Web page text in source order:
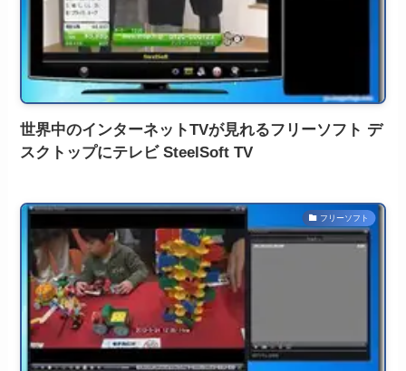
世界中のインターネットTVが見れるフリーソフト デ
スクトップにテレビ SteelSoft TV
フリーソフト